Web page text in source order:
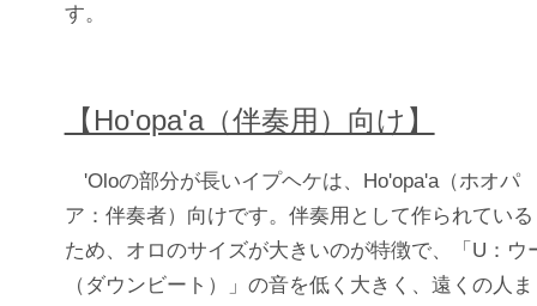
す。
【Ho'opa'a（伴奏用）向け】
'Oloの部分が長いイプヘケは、Ho'opa'a（ホオパ
ア：伴奏者）向けです。伴奏用として作られている
ため、オロのサイズが大きいのが特徴で、「U：ウ
（ダウンビート）」の音を低く大きく、遠くの人ま